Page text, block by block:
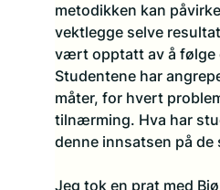
metodikken kan
vektlegge selve
vært opptatt av å følge
Studentene har
måter, for hvert
tilnærming. Hva har
denne innsatsen på de
Jeg tok en prat med